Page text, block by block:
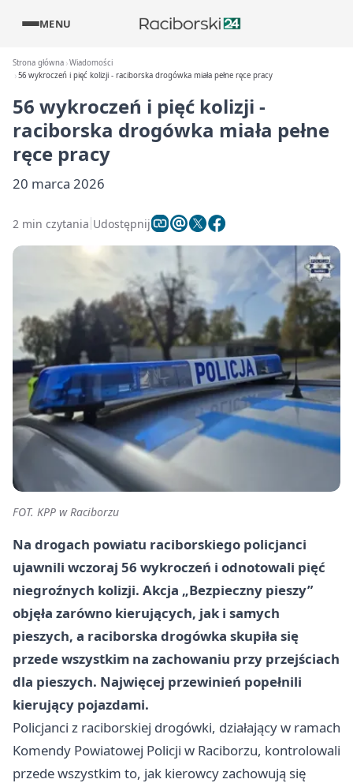
MENU
Strona główna Wiadomości
56 wykroczeń i pięć kolizji - raciborska drogówka miała pełne ręce pracy
56 wykroczeń i pięć kolizji -
raciborska drogówka miała pełne
ręce pracy
20 marca 2026
2 min czytania Udostępnij
FOT. KPP w Raciborzu
Na drogach powiatu raciborskiego policjanci
ujawnili wczoraj 56 wykroczeń i odnotowali pięć
niegroźnych kolizji. Akcja „Bezpieczny pieszy”
objęła zarówno kierujących, jak i samych
pieszych, a raciborska drogówka skupiła się
przede wszystkim na zachowaniu przy przejściach
dla pieszych. Najwięcej przewinień popełnili
kierujący pojazdami.
Policjanci z raciborskiej drogówki, działający w ramach
Komendy Powiatowej Policji w Raciborzu, kontrolowali
przede wszystkim to, jak kierowcy zachowują się